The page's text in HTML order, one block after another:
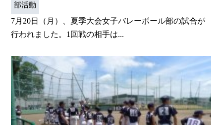
部活動
7月20日（月）、夏季大会女子バレーボール部の試合が
行われました。1回戦の相手は...